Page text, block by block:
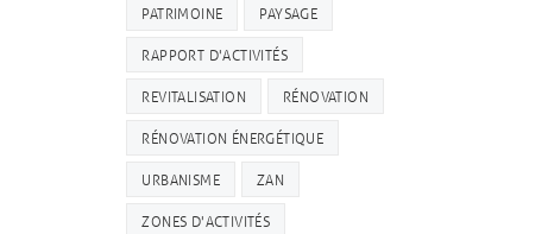
PATRIMOINE PAYSAGE
RAPPORT D'ACTIVITÉS
REVITALISATION RÉNOVATION
RÉNOVATION ÉNERGÉTIQUE
URBANISME ZAN
ZONES D'ACTIVITÉS